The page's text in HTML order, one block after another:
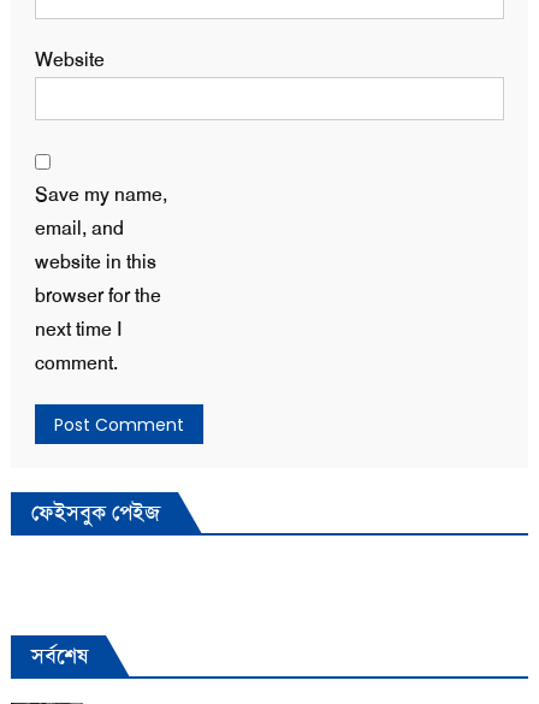
Website
Save my name,
email, and
website in this
browser for the
next time I
comment.
ফেইসবুক পেইজ
সর্বশেষ